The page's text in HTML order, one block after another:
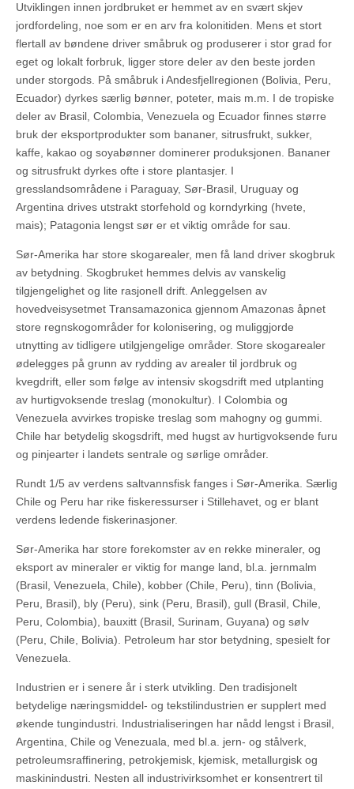
Utviklingen innen jordbruket er hemmet av en svært skjev
jordfordeling, noe som er en arv fra kolonitiden. Mens et stort
flertall av bøndene driver småbruk og produserer i stor grad for
eget og lokalt forbruk, ligger store deler av den beste jorden
under storgods. På småbruk i Andesfjellregionen (Bolivia, Peru,
Ecuador) dyrkes særlig bønner, poteter, mais m.m. I de tropiske
deler av Brasil, Colombia, Venezuela og Ecuador finnes større
bruk der eksportprodukter som bananer, sitrusfrukt, sukker,
kaffe, kakao og soyabønner dominerer produksjonen. Bananer
og sitrusfrukt dyrkes ofte i store plantasjer. I
gresslandsområdene i Paraguay, Sør-Brasil, Uruguay og
Argentina drives utstrakt storfehold og korndyrking (hvete,
mais); Patagonia lengst sør er et viktig område for sau.
Sør-Amerika har store skogarealer, men få land driver skogbruk
av betydning. Skogbruket hemmes delvis av vanskelig
tilgjengelighet og lite rasjonell drift. Anleggelsen av
hovedveisysetmet Transamazonica gjennom Amazonas åpnet
store regnskogområder for kolonisering, og muliggjorde
utnytting av tidligere utilgjengelige områder. Store skogarealer
ødelegges på grunn av rydding av arealer til jordbruk og
kvegdrift, eller som følge av intensiv skogsdrift med utplanting
av hurtigvoksende treslag (monokultur). I Colombia og
Venezuela avvirkes tropiske treslag som mahogny og gummi.
Chile har betydelig skogsdrift, med hugst av hurtigvoksende furu
og pinjearter i landets sentrale og sørlige områder.
Rundt 1/5 av verdens saltvannsfisk fanges i Sør-Amerika. Særlig
Chile og Peru har rike fiskeressurser i Stillehavet, og er blant
verdens ledende fiskerinasjoner.
Sør-Amerika har store forekomster av en rekke mineraler, og
eksport av mineraler er viktig for mange land, bl.a. jernmalm
(Brasil, Venezuela, Chile), kobber (Chile, Peru), tinn (Bolivia,
Peru, Brasil), bly (Peru), sink (Peru, Brasil), gull (Brasil, Chile,
Peru, Colombia), bauxitt (Brasil, Surinam, Guyana) og sølv
(Peru, Chile, Bolivia). Petroleum har stor betydning, spesielt for
Venezuela.
Industrien er i senere år i sterk utvikling. Den tradisjonelt
betydelige næringsmiddel- og tekstilindustrien er supplert med
økende tungindustri. Industrialiseringen har nådd lengst i Brasil,
Argentina, Chile og Venezuala, med bl.a. jern- og stålverk,
petroleumsraffinering, petrokjemisk, kjemisk, metallurgisk og
maskinindustri. Nesten all industrivirksomhet er konsentrert til